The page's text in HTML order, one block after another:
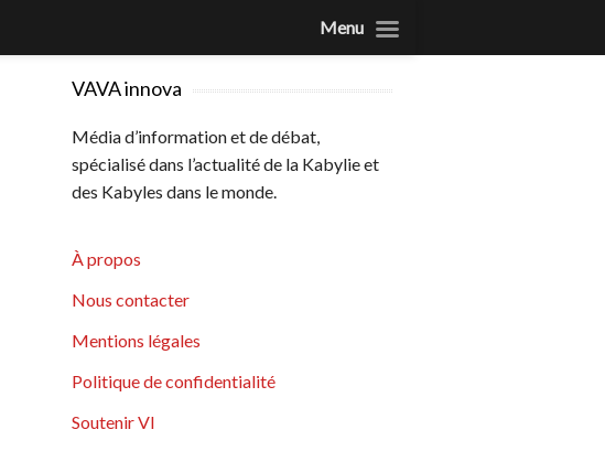
VAVA innova
Média d’information et de débat,
spécialisé dans l’actualité de la Kabylie et
des Kabyles dans le monde.
À propos
Nous contacter
Mentions légales
Politique de confidentialité
Soutenir VI
Menu